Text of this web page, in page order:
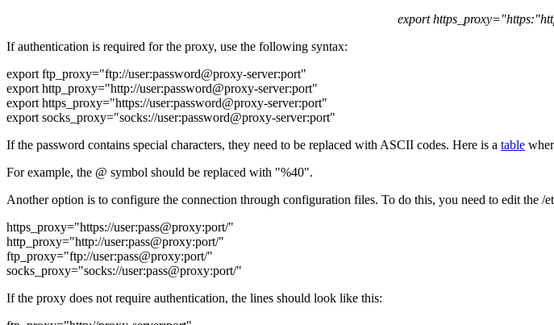
export
If authentication is required for the proxy, use the following syntax:
export ftp_proxy="ftp://user:password@proxy-server:port"
export http_proxy="http://user:password@proxy-server:port"
export https_proxy="https://user:password@proxy-server:port"
export socks_proxy="socks://user:password@proxy-server:port"
If the password contains special characters, they need to be replaced with ASCII codes. Here is a table
For example, the @ symbol should be replaced with "%40".
Another option is to configure the connection through configuration files. To do this, you need to edit the /
https_proxy="https://user:pass@proxy:port/"
http_proxy="http://user:pass@proxy:port/"
ftp_proxy="ftp://user:pass@proxy:port/"
socks_proxy="socks://user:pass@proxy:port/"
If the proxy does not require authentication, the lines should look like this: